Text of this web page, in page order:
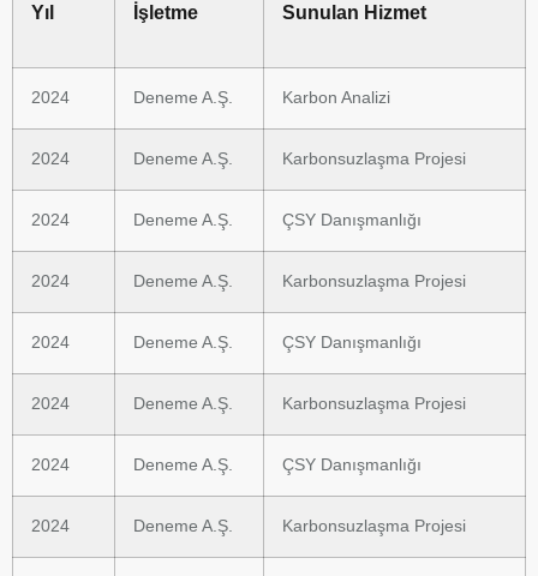
Yıl İşletme Sunulan Hizmet
2024 Deneme A.Ş. Karbon Analizi
2024 Deneme A.Ş. Karbonsuzlaşma Projesi
2024 Deneme A.Ş. ÇSY Danışmanlığı
2024 Deneme A.Ş. Karbonsuzlaşma Projesi
2024 Deneme A.Ş. ÇSY Danışmanlığı
2024 Deneme A.Ş. Karbonsuzlaşma Projesi
2024 Deneme A.Ş. ÇSY Danışmanlığı
2024 Deneme A.Ş. Karbonsuzlaşma Projesi